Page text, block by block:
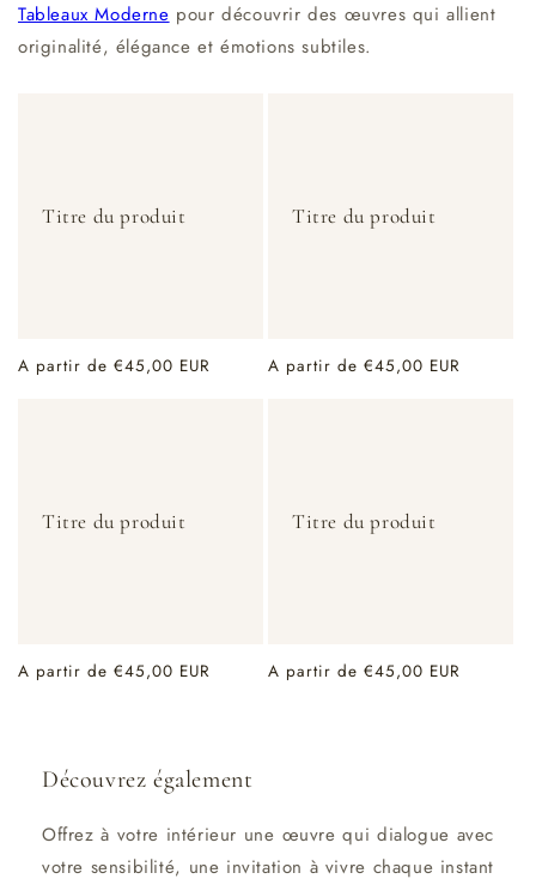
Tableaux Moderne pour découvrir des œuvres qui allient
originalité, élégance et émotions subtiles.
Titre du produit
Prix
A partir de €45,00 EUR
Titre du produit
Prix
A partir de €45,00 EUR
Titre du produit
Prix
A partir de €45,00 EUR
Titre du produit
Prix
A partir de €45,00 EUR
Découvrez également
Offrez à votre intérieur une œuvre qui dialogue avec
votre sensibilité, une invitation à vivre chaque instant